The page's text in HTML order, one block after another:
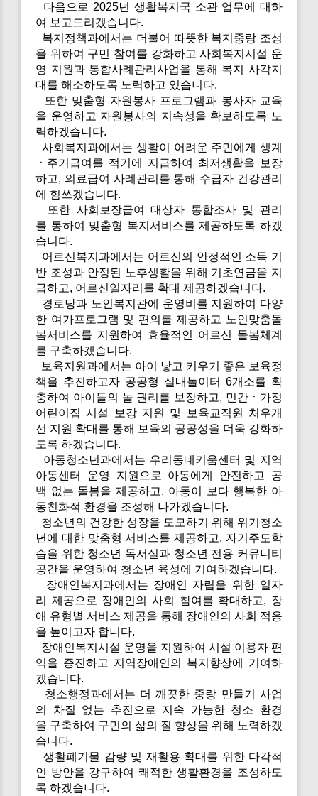
다음으로 2025년 생활복지국 소관 업무에 대하
여 보고드리겠습니다.
복지정책과에서는 더불어 따뜻한 복지중랑 조성
을 위하여 구민 참여를 강화하고 사회복지시설 운
영 지원과 통합사례관리사업을 통해 복지 사각지
대를 해소하도록 노력하고 있습니다.
또한 맞춤형 자원봉사 프로그램과 봉사자 교육
을 운영하고 자원봉사의 지속성을 확보하도록 노
력하겠습니다.
사회복지과에서는 생활이 어려운 주민에게 생계
ㆍ주거급여를 적기에 지급하여 최저생활을 보장
하고, 의료급여 사례관리를 통해 수급자 건강관리
에 힘쓰겠습니다.
또한 사회보장급여 대상자 통합조사 및 관리
를 통하여 맞춤형 복지서비스를 제공하도록 하겠
습니다.
어르신복지과에서는 어르신의 안정적인 소득 기
반 조성과 안정된 노후생활을 위해 기초연금을 지
급하고, 어르신일자리를 확대 제공하겠습니다.
경로당과 노인복지관에 운영비를 지원하여 다양
한 여가프로그램 및 편의를 제공하고 노인맞춤돌
봄서비스를 지원하여 효율적인 어르신 돌봄체계
를 구축하겠습니다.
보육지원과에서는 아이 낳고 키우기 좋은 보육정
책을 추진하고자 공공형 실내놀이터 6개소를 확
충하여 아이들의 놀 권리를 보장하고, 민간ㆍ가정
어린이집 시설 보강 지원 및 보육교직원 처우개
선 지원 확대를 통해 보육의 공공성을 더욱 강화하
도록 하겠습니다.
아동청소년과에서는 우리동네키움센터 및 지역
아동센터 운영 지원으로 아동에게 안전하고 공
백 없는 돌봄을 제공하고, 아동이 보다 행복한 아
동친화적 환경을 조성해 나가겠습니다.
청소년의 건강한 성장을 도모하기 위해 위기청소
년에 대한 맞춤형 서비스를 제공하고, 자기주도학
습을 위한 청소년 독서실과 청소년 전용 커뮤니티
공간을 운영하여 청소년 육성에 기여하겠습니다.
장애인복지과에서는 장애인 자립을 위한 일자
리 제공으로 장애인의 사회 참여를 확대하고, 장
애 유형별 서비스 제공을 통해 장애인의 사회 적응
을 높이고자 합니다.
장애인복지시설 운영을 지원하여 시설 이용자 편
익을 증진하고 지역장애인의 복지향상에 기여하
겠습니다.
청소행정과에서는 더 깨끗한 중랑 만들기 사업
의 차질 없는 추진으로 지속 가능한 청소 환경
을 구축하여 구민의 삶의 질 향상을 위해 노력하겠
습니다.
생활폐기물 감량 및 재활용 확대를 위한 다각적
인 방안을 강구하여 쾌적한 생활환경을 조성하도
록 하겠습니다.